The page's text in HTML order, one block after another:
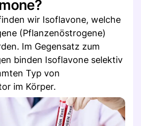
wir Isoflavone, welche
(Pflanzenöstrogene)
Im Gegensatz zum
binden Isoflavone selektiv
Typ von
im Körper.